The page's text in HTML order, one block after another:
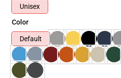
Unisex
Color
Default